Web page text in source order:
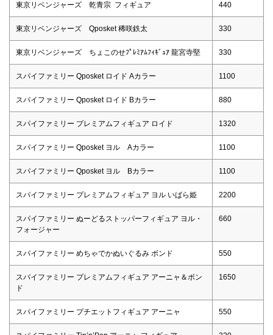
東京リベンジャーズ 乾青宗 フィギュア 440
東京リベンジャーズ Qposket 稀咲鉄太 330
東京リベンジャーズ ちょこのせﾌﾟﾚﾐｱﾑﾌｨｷﾞｭｱ 龍宮寺堅 330
スパイファミリー Qposket ロイド Aカラー 1100
スパイファミリー Qposket ロイド Bカラー 880
スパイファミリー プレミアムフィギュア ロイド 1320
スパイファミリー Qposket ヨル Aカラー 1100
スパイファミリー Qposket ヨル Bカラー 1100
スパイファミリー プレミアムフィギュア ヨル いばら姫 2200
スパイファミリー ぬーどるストッパーフィギュア ヨル・
フォージャー
660
スパイファミリー めちゃでかぬいぐるみ ボンド 550
スパイファミリー プレミアムフィギュア アーニャ＆ボン
ド
1650
スパイファミリー プチエットフィギュア アーニャ 550